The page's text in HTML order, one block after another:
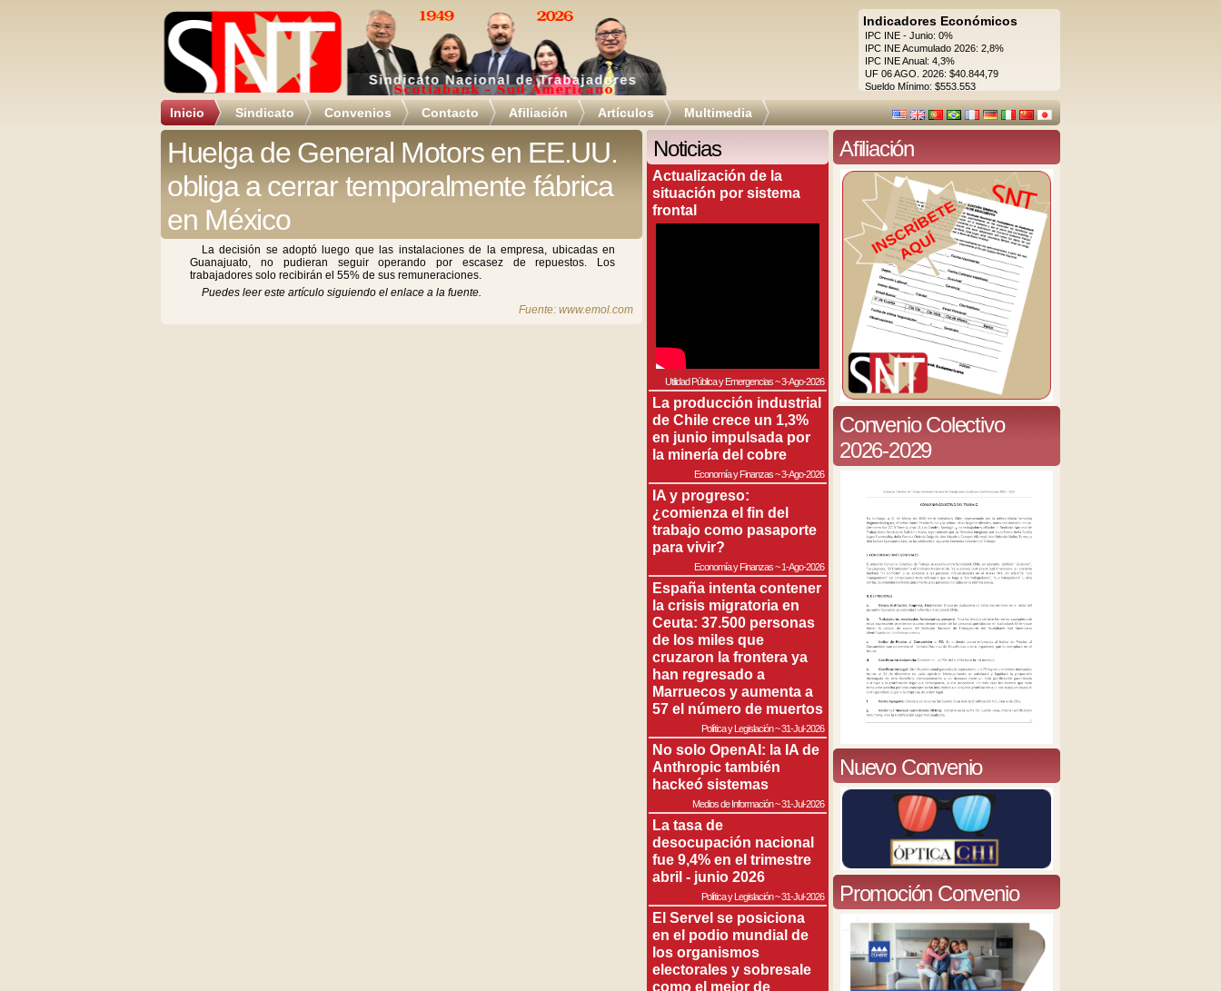
Indicadores Económicos
IPC INE - Junio: 0%
IPC INE Acumulado 2026: 2,8%
IPC INE Anual: 4,3%
UF 06 AGO. 2026: $40.844,79
Sueldo Mínimo: $553.553
Inicio Sindicato Convenios Contacto Afiliación Artículos Multimedia
Huelga de General Motors en EE.UU.
obliga a cerrar temporalmente fábrica
en México
La decisión se adoptó luego que las instalaciones de la empresa, ubicadas en
Guanajuato, no pudieran seguir operando por escasez de repuestos. Los
trabajadores solo recibirán el 55% de sus remuneraciones.
Puedes leer este artículo siguiendo el enlace a la fuente.
Fuente: www.emol.com
Noticias
Actualización de la
situación por sistema
frontal
Utilidad Pública y Emergencias~3-Ago-2026
La producción industrial
de Chile crece un 1,3%
en junio impulsada por
la minería del cobre
Economía y Finanzas~3-Ago-2026
IA y progreso:
¿comienza el fin del
trabajo como pasaporte
para vivir?
Economía y Finanzas~1-Ago-2026
España intenta contener
la crisis migratoria en
Ceuta: 37.500 personas
de los miles que
cruzaron la frontera ya
han regresado a
Marruecos y aumenta a
57 el número de muertos
Política y Legislación~31-Jul-2026
No solo OpenAI: la IA de
Anthropic también
hackeó sistemas
Medios de Información~31-Jul-2026
La tasa de
desocupación nacional
fue 9,4% en el trimestre
abril - junio 2026
Política y Legislación~31-Jul-2026
El Servel se posiciona
en el podio mundial de
los organismos
electorales y sobresale
como el mejor de
Afiliación
Convenio Colectivo
2026-2029
Nuevo Convenio
Promoción Convenio